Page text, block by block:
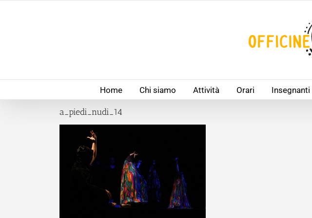
Home Chi siamo Attività Orari Insegnanti
a_piedi_nudi_14